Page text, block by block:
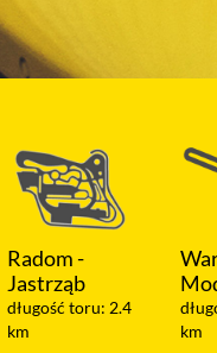
Warszawa -
Modlin
długość toru: 1.2
km
km